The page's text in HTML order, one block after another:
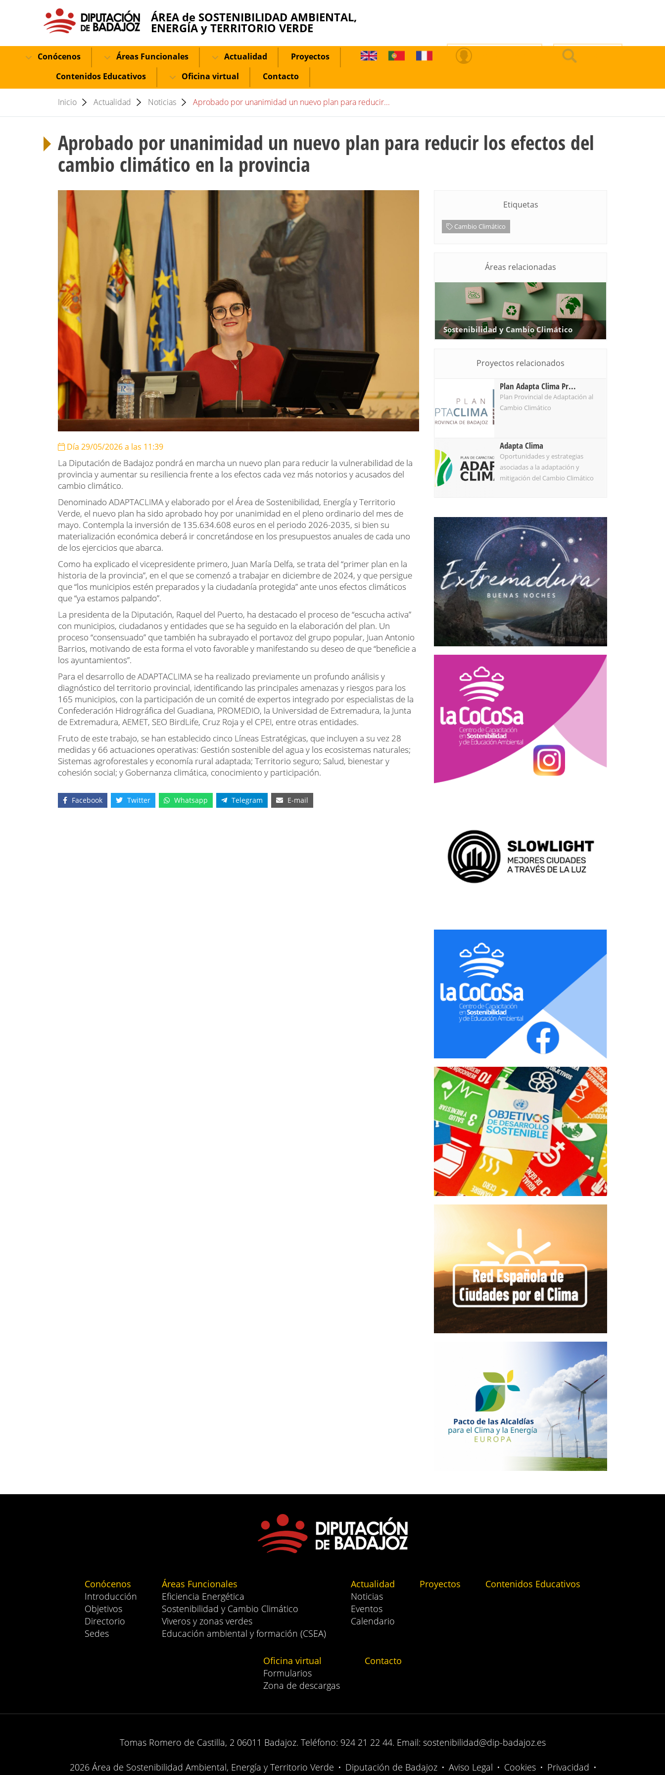
ÁREA de SOSTENIBILIDAD AMBIENTAL,
ENERGÍA y TERRITORIO VERDE
Conócenos Áreas Funcionales Actualidad
Proyectos
Contenidos Educativos
Oficina virtual Contacto
Inicio Actualidad Noticias Aprobado por unanimidad un nuevo plan para reducir...
Aprobado por unanimidad un nuevo plan para reducir los efectos del
cambio climático en la provincia
Día 29/05/2026 a las 11:39
La Diputación de Badajoz pondrá en marcha un nuevo plan para reducir la vulnerabilidad de la
provincia y aumentar su resiliencia frente a los efectos cada vez más notorios y acusados del
cambio climático.
Denominado ADAPTACLIMA y elaborado por el Área de Sostenibilidad, Energía y Territorio
Verde, el nuevo plan ha sido aprobado hoy por unanimidad en el pleno ordinario del mes de
mayo. Contempla la inversión de 135.634.608 euros en el periodo 2026-2035, si bien su
materialización económica deberá ir concretándose en los presupuestos anuales de cada uno
de los ejercicios que abarca.
Como ha explicado el vicepresidente primero, Juan María Delfa, se trata del “primer plan en la
historia de la provincia”, en el que se comenzó a trabajar en diciembre de 2024, y que persigue
que “los municipios estén preparados y la ciudadanía protegida” ante unos efectos climáticos
que “ya estamos palpando”.
La presidenta de la Diputación, Raquel del Puerto, ha destacado el proceso de “escucha activa”
con municipios, ciudadanos y entidades que se ha seguido en la elaboración del plan. Un
proceso “consensuado” que también ha subrayado el portavoz del grupo popular, Juan Antonio
Barrios, motivando de esta forma el voto favorable y manifestando su deseo de que “beneficie a
los ayuntamientos”.
Para el desarrollo de ADAPTACLIMA se ha realizado previamente un profundo análisis y
diagnóstico del territorio provincial, identificando las principales amenazas y riesgos para los
165 municipios, con la participación de un comité de expertos integrado por especialistas de la
Confederación Hidrográfica del Guadiana, PROMEDIO, la Universidad de Extremadura, la Junta
de Extremadura, AEMET, SEO BirdLife, Cruz Roja y el CPEI, entre otras entidades.
Fruto de este trabajo, se han establecido cinco Líneas Estratégicas, que incluyen a su vez 28
medidas y 66 actuaciones operativas: Gestión sostenible del agua y los ecosistemas naturales;
Sistemas agroforestales y economía rural adaptada; Territorio seguro; Salud, bienestar y
cohesión social; y Gobernanza climática, conocimiento y participación.
Facebook Twitter Whatsapp Telegram E-mail
Etiquetas
Cambio Climático
Áreas relacionadas
Sostenibilidad y Cambio Climático
Proyectos relacionados
Plan Adapta Clima Pr...
Plan Provincial de Adaptación al
Cambio Climático
Adapta Clima
Oportunidades y estrategias
asociadas a la adaptación y
mitigación del Cambio Climático
Conócenos
Introducción
Objetivos
Directorio
Sedes
Áreas Funcionales
Eficiencia Energética
Sostenibilidad y Cambio Climático
Viveros y zonas verdes
Educación ambiental y formación (CSEA)
Actualidad
Noticias
Eventos
Calendario
Proyectos Contenidos Educativos
Oficina virtual
Formularios
Zona de descargas
Contacto
Tomas Romero de Castilla, 2 06011 Badajoz. Teléfono: 924 21 22 44. Email: sostenibilidad@dip-badajoz.es
2026 Área de Sostenibilidad Ambiental, Energía y Territorio Verde • Diputación de Badajoz • Aviso Legal • Cookies • Privacidad •